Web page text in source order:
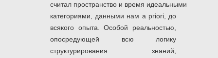
считал пространство и время идеальными
категориями, данными нам a priori, до
всякого опыта. Особой реальностью,
опосредующей всю логику
структурирования знаний,